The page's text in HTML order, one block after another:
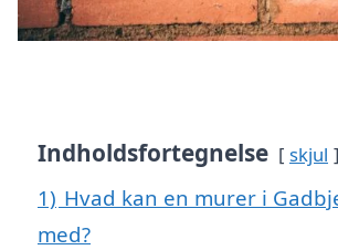
Indholdsfortegnelse skjul
1) Hvad kan en murer i
med?